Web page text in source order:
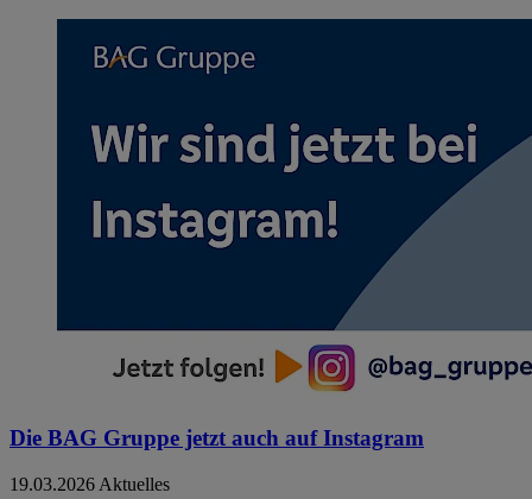
Die BAG Gruppe jetzt auch auf Instagram
19.03.2026 Aktuelles